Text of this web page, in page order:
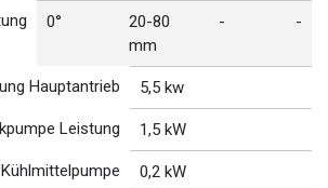
0°
20-80
mm
- -
Hauptantrieb 5,5 kw
Leistung 1,5 kW
0,2 kW